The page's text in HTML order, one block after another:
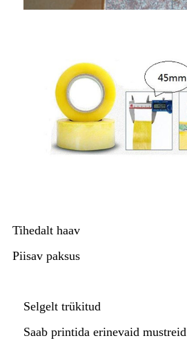
Tihedalt haav
Piisav paksus
Selgelt trükitud
Saab printida erinevaid mustreid